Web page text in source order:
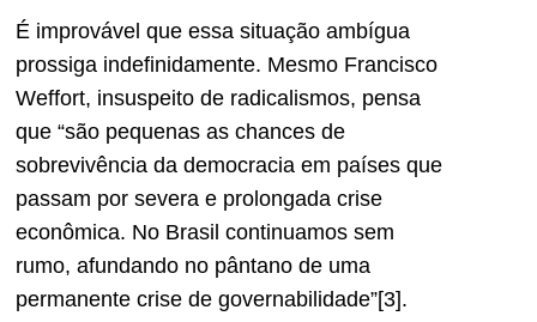
É improvável que essa situação ambígua
prossiga indefinidamente. Mesmo Francisco
Weffort, insuspeito de radicalismos, pensa
que “são pequenas as chances de
sobrevivência da democracia em países que
passam por severa e prolongada crise
econômica. No Brasil continuamos sem
rumo, afundando no pântano de uma
permanente crise de governabilidade”[3].